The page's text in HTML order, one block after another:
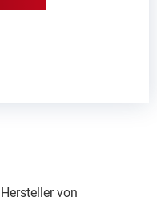
von